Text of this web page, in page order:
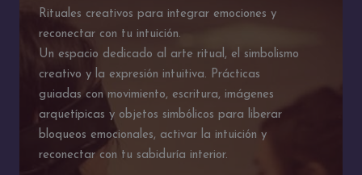
Rituales creativos para integrar emociones y
reconectar con tu intuición.
Un espacio dedicado al arte ritual, el simbolismo
creativo y la expresión intuitiva. Prácticas
guiadas con movimiento, escritura, imágenes
arquetípicas y objetos simbólicos para liberar
bloqueos emocionales, activar la intuición y
reconectar con tu sabiduría interior.